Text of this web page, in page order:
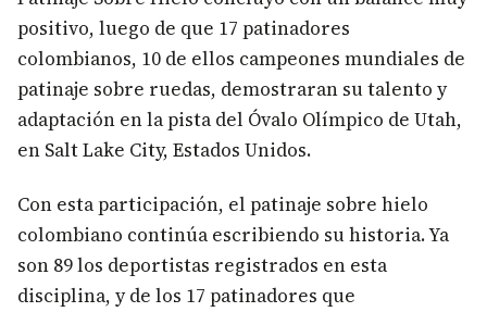
positivo, luego de que 17 patinadores
colombianos, 10 de ellos campeones mundiales de
patinaje sobre ruedas, demostraran su talento y
adaptación en la pista del Óvalo Olímpico de Utah,
en Salt Lake City, Estados Unidos.
Con esta participación, el patinaje sobre hielo
colombiano continúa escribiendo su historia. Ya
son 89 los deportistas registrados en esta
disciplina, y de los 17 patinadores que